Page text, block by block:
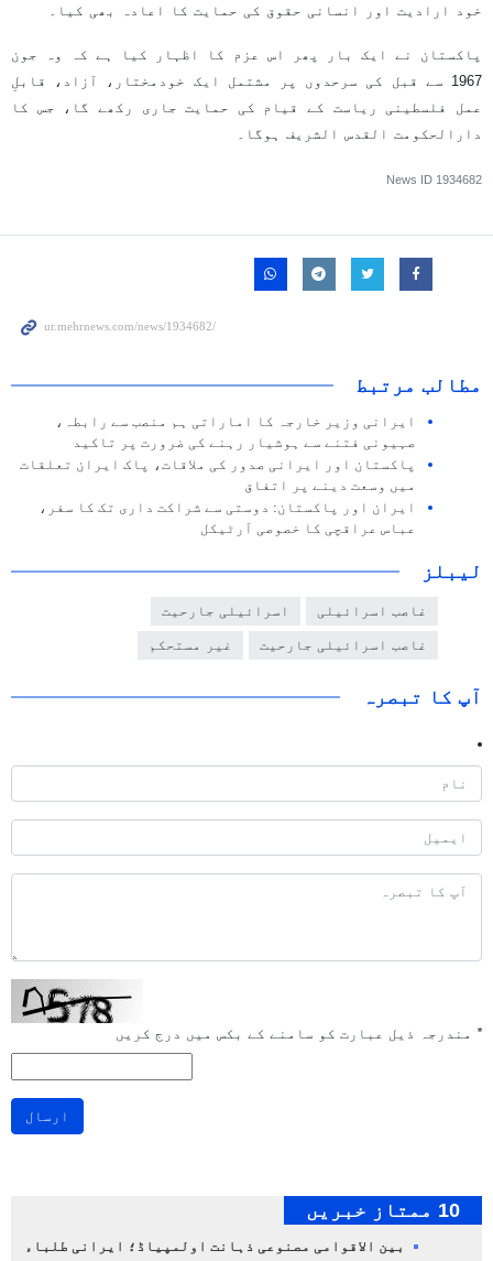
خود ارادیت اور انسانی حقوق کی حمایت کا اعادہ بھی کیا۔
پاکستان نے ایک بار پھر اس عزم کا اظہار کیا ہے کہ وہ جون
1967 سے قبل کی سرحدوں پر مشتمل ایک خودمختار، آزاد، قابلِ
عمل فلسطینی ریاست کے قیام کی حمایت جاری رکھے گا، جس کا
دارالحکومت القدس الشریف ہوگا۔
News ID 1934682
مطالب مرتبط
ایرانی وزیر خارجہ کا اماراتی ہم منصب سے رابطہ،
صہیونی فتنے سے ہوشیار رہنے کی ضرورت پر تاکید
پاکستان اور ایرانی صدور کی ملاقات، پاک ایران تعلقات
میں وسعت دینے پر اتفاق
ایران اور پاکستان: دوستی سے شراکت داری تک کا سفر،
عباس عراقچی کا خصوصی آرٹیکل
لیبلز
غاصب اسرائیلی اسرائیلی جارحیت
غاصب اسرائیلی جارحیت غیر مستحکم
آپ کا تبصرہ
* مندرجہ ذیل عبارت کو سامنے کے بکس میں درج کریں
ارسال
10 ممتاز خبریں
بین الاقوامی مصنوعی ذہانت اولمپیاڈ؛ ایرانی طلباء